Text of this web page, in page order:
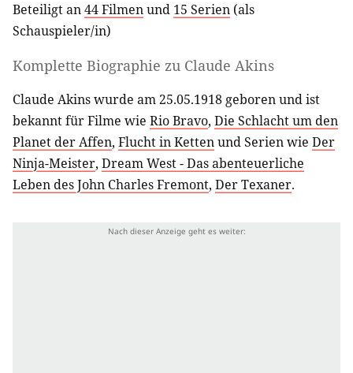
Beteiligt an44 Filmenund 15 Serien (als
Schauspieler/in)
Komplette Biographie zu Claude Akins
Claude Akins wurde am 25.05.1918 geboren und ist
bekannt für Filme wie Rio Bravo, Die Schlacht um den
Planet der Affen, Flucht in Kettenund Serien wie Der
Ninja-Meister, Dream West - Das abenteuerliche
Leben des John Charles Fremont, Der Texaner.